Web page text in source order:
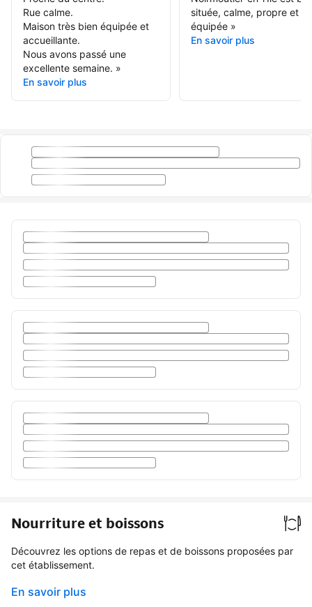
Rue calme.
Maison très bien équipée et
accueillante.
Nous avons passé une
excellente semaine. »
En savoir plus
située, calme, propre et
équipée»
En savoir plus
Nourriture et boissons
Découvrez les options de repas et de boissons proposées par
cet établissement.
En savoir plus